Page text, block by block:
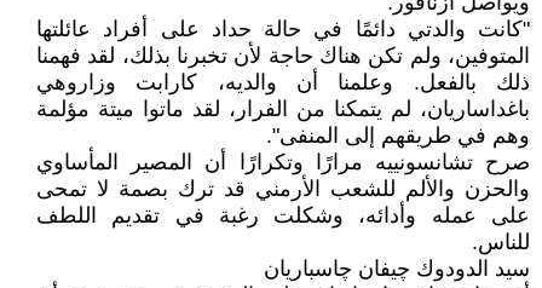
"كانت والدتي دائمًا في حالة حداد على أفراد عائلتها
المتوفين، ولم تكن هناك حاجة لأن تخبرنا بذلك، لقد فهمنا
ذلك بالفعل. وعلمنا أن والديه، كارابت وزاروهي
باغداساريان، لم يتمكنا من الفرار، لقد ماتوا ميتة مؤلمة
وهم في طريقهم إلى المنفى".
صرح تشانسونييه مرارًا وتكرارًا أن المصير المأساوي
والحزن والألم للشعب الأرمني قد ترك بصمة لا تمحى
على عمله وأدائه، وشكلت رغبة في تقديم اللطف
للناس.
سيد الدودوك چيفان چاسباريان